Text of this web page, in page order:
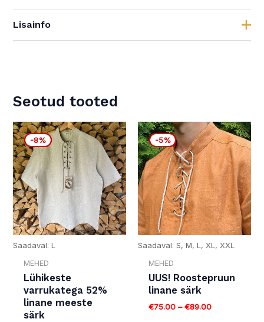
Lisainfo
Seotud tooted
-8%
Saadaval: L
-8%
MEHED
Lühikeste
varrukatega 52%
linane meeste
särk
Algne
hind
oli:
€75.00.
Current
price
is:
€69.00.
-5%
Saadaval: S, M, L, XL, XXL
-5%
MEHED
UUS! Roostepruun
linane särk
€75.00–€89.00